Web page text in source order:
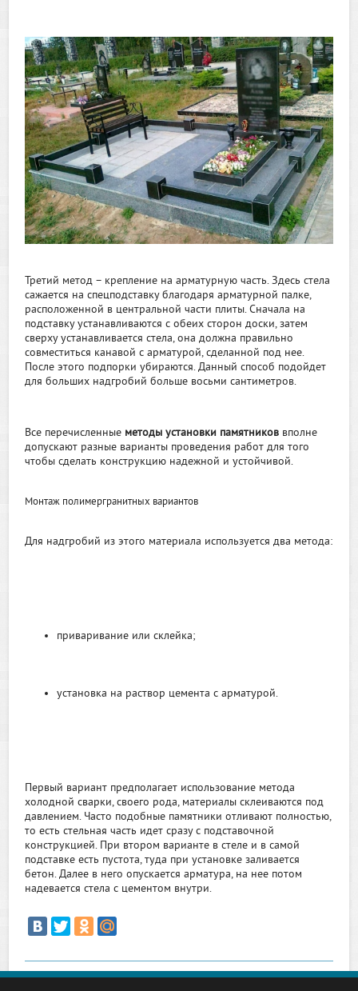
Третий метод – крепление на арматурную часть. Здесь стела
сажается на спецподставку благодаря арматурной палке,
расположенной в центральной части плиты. Сначала на
подставку устанавливаются с обеих сторон доски, затем
сверху устанавливается стела, она должна правильно
совместиться канавой с арматурой, сделанной под нее.
После этого подпорки убираются. Данный способ подойдет
для больших надгробий больше восьми сантиметров.
Все перечисленные методы установки памятников вполне
допускают разные варианты проведения работ для того
чтобы сделать конструкцию надежной и устойчивой.
Монтаж полимергранитных вариантов
Для надгробий из этого материала используется два метода:
приваривание или склейка;
установка на раствор цемента с арматурой.
Первый вариант предполагает использование метода
холодной сварки, своего рода, материалы склеиваются под
давлением. Часто подобные памятники отливают полностью,
то есть стельная часть идет сразу с подставочной
конструкцией. При втором варианте в стеле и в самой
подставке есть пустота, туда при установке заливается
бетон. Далее в него опускается арматура, на нее потом
надевается стела с цементом внутри.